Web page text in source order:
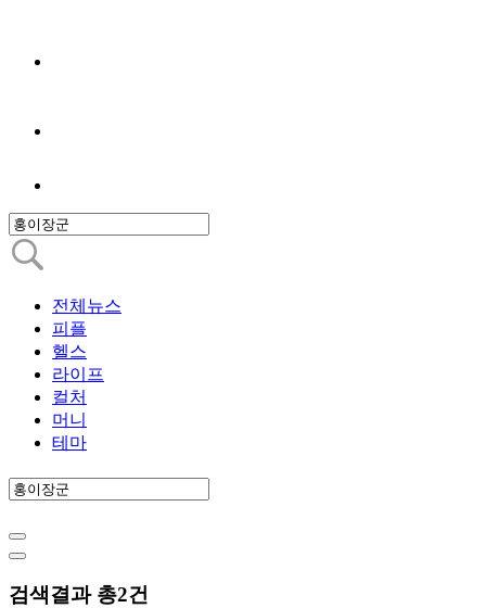
전체뉴스
피플
헬스
라이프
컬처
머니
테마
검색결과 총2건